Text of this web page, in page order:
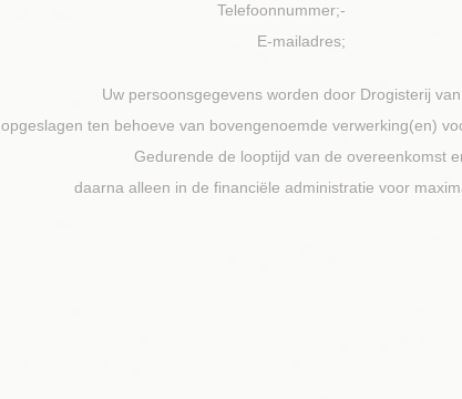
Telefoonnummer;-
E-mailadres;
Uw persoonsgegevens worden door Drogisterij
opgeslagen ten behoeve van bovengenoemde
Gedurende de looptijd van de overeenkomst
daarna alleen in de financiële administratie voor